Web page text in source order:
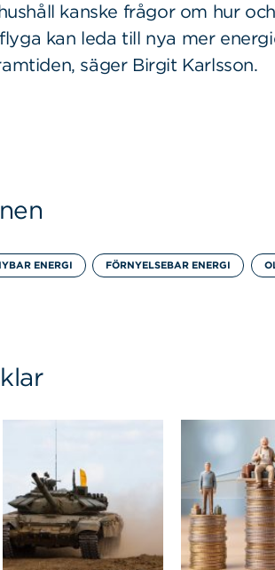
kanske frågor om hur
kan leda till nya mer
säger Birgit Karlsson.
ENERGI FÖRNYELSEBAR ENERGI